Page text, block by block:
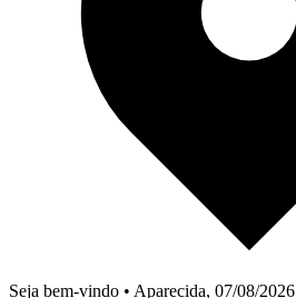
Seja bem-vindo • Aparecida, 07/08/2026